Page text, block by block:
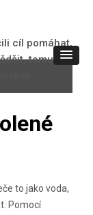
cíl pomáhat,
tomuto
to jako voda,
Pomocí